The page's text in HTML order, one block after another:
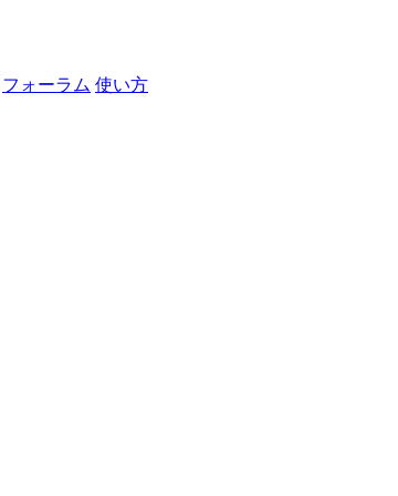
フォーラム 使い方